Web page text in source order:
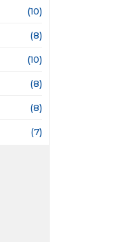
(10)
(8)
(10)
(8)
(8)
(7)